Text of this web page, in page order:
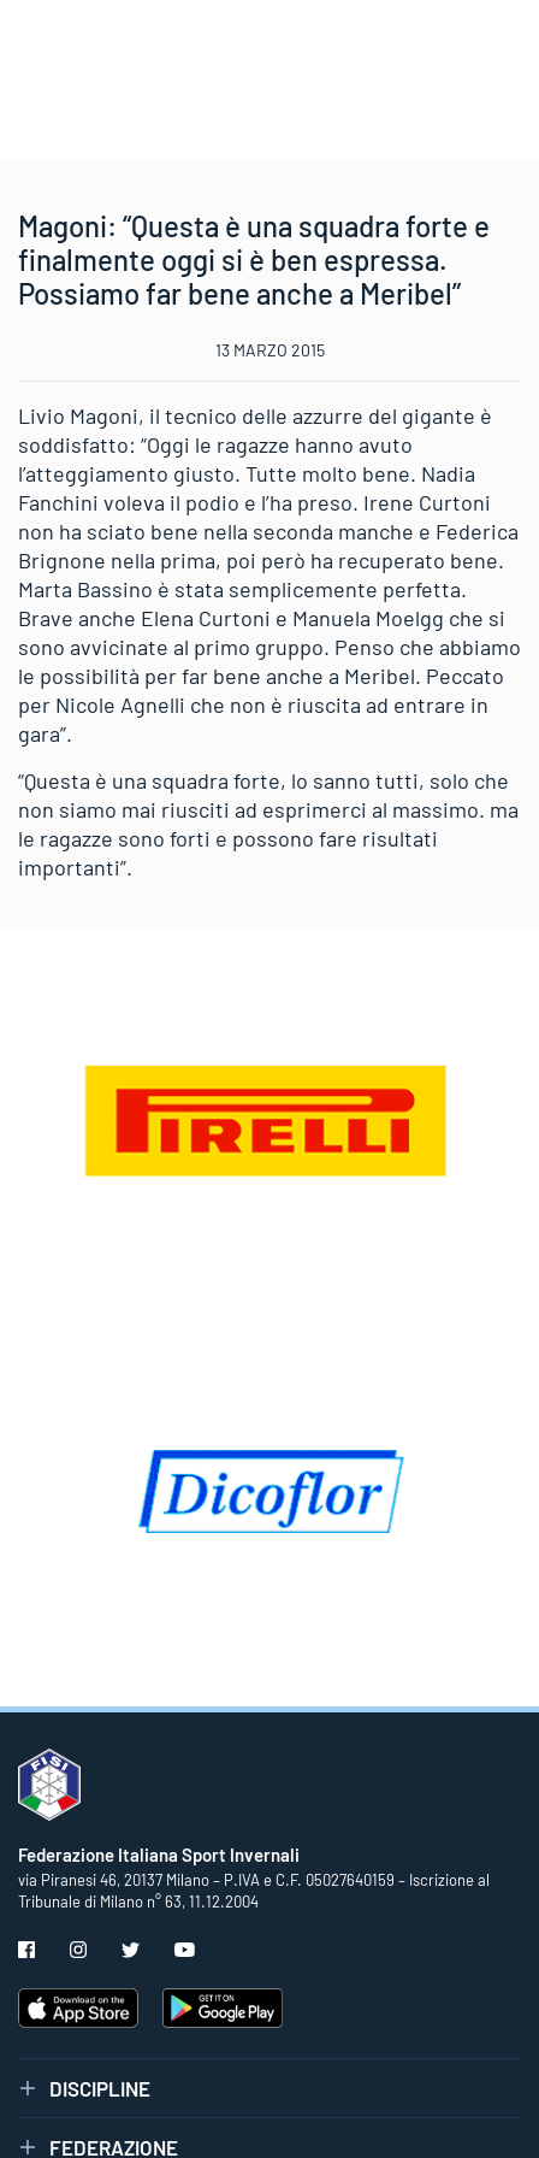
Magoni: “Questa è una squadra forte e
finalmente oggi si è ben espressa.
Possiamo far bene anche a Meribel”
13 MARZO 2015
Livio Magoni, il tecnico delle azzurre del gigante è
soddisfatto: “Oggi le ragazze hanno avuto
l’atteggiamento giusto. Tutte molto bene. Nadia
Fanchini voleva il podio e l’ha preso. Irene Curtoni
non ha sciato bene nella seconda manche e Federica
Brignone nella prima, poi però ha recuperato bene.
Marta Bassino è stata semplicemente perfetta.
Brave anche Elena Curtoni e Manuela Moelgg che si
sono avvicinate al primo gruppo. Penso che abbiamo
le possibilità per far bene anche a Meribel. Peccato
per Nicole Agnelli che non è riuscita ad entrare in
gara”.
“Questa è una squadra forte, lo sanno tutti, solo che
non siamo mai riusciti ad esprimerci al massimo. ma
le ragazze sono forti e possono fare risultati
importanti”.
Federazione Italiana Sport Invernali
via Piranesi 46, 20137 Milano – P.IVA e C.F. 05027640159 – Iscrizione al
Tribunale di Milano n° 63, 11.12.2004
DISCIPLINE
FEDERAZIONE